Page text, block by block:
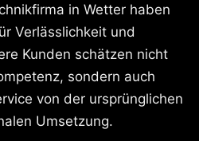
in Wetter haben
Verlässlichkeit und
Kunden schätzen nicht
sondern auch
von der ursprünglichen
Umsetzung.